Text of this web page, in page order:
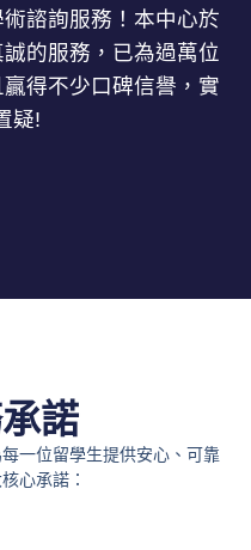
諮詢服務！本中心於
的服務，已為過萬位
得不少口碑信譽，實
疑!
諾
一位留學生提供安心、可靠
心承諾：